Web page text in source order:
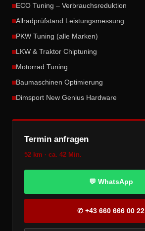
ECO Tuning – Verbrauchsreduktion
Allradprüfstand Leistungsmessung
PKW Tuning (alle Marken)
LKW & Traktor Chiptuning
Motorrad Tuning
Baumaschinen Optimierung
Dimsport New Genius Hardware
Termin anfragen
52 km · ca. 42 Min.
💬 WhatsApp
✆ +43 660 666 00 22